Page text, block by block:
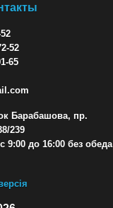
52
65
Барабашова, пр.
239
9:00 до 16:00 без обеда